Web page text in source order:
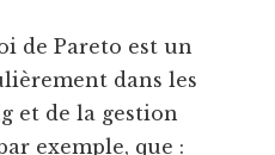
de Pareto est un
dans les
et de la gestion
exemple, que :